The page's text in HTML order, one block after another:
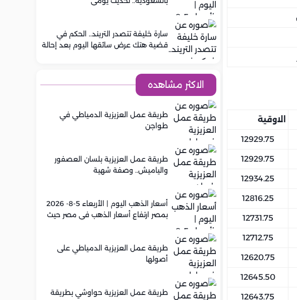
الاوقية
12929.75
12929.75
12934.25
12816.25
12731.75
12712.75
12620.75
12645.50
12643.75
سارة خليفة تتصدر التريند.. الحكم في
قضية هتك عرض سائقها اليوم بعد إحالة
الاكثر مشاهده
طريقة عمل العزيزية الدمياطي في
طواجن
طريقة عمل العزيزية بلسان العصفور
والياميش.. وصفة شهية
أسعار الذهب اليوم | الأربعاء 5-8- 2026
بمصر ارتفاع أسعار الذهب في مصر حيث
طريقة عمل العزيزية الدمياطي على
أصولها
طريقة عمل العزيزية حواوشي بطريقة